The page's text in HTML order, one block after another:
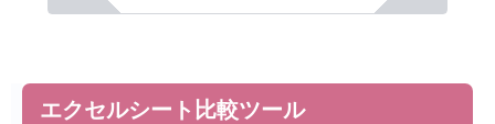
エクセルシート比較ツール